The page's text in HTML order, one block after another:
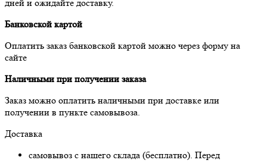
дней и ожидайте доставку.
Банковской картой
Оплатить заказ банковской картой можно через форму на
сайте
Наличными при получении заказа
Заказ можно оплатить наличными при доставке или
получении в пункте самовывоза.
Доставка
самовывоз с нашего склада (бесплатно). Перед